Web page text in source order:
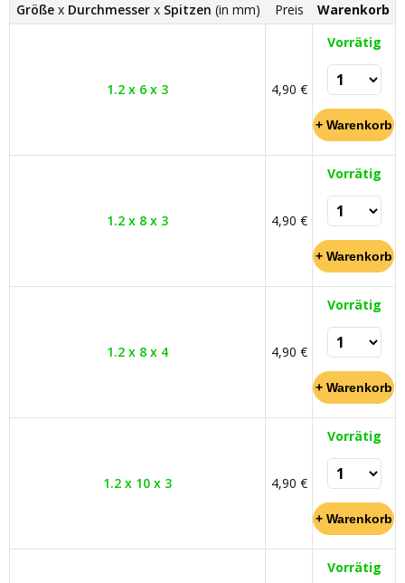
Größe x Durchmesser x Spitzen (in mm) Preis Warenkorb
1.2 x 6 x 3 4,90 €
Vorrätig
1.2 x 8 x 3 4,90 €
Vorrätig
1.2 x 8 x 4 4,90 €
Vorrätig
1.2 x 10 x 3 4,90 €
Vorrätig
Vorrätig